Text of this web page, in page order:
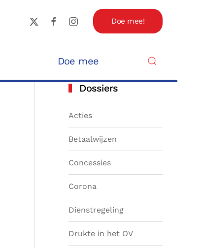
Doe mee!
Doe mee
Dossiers
Acties
Betaalwijzen
Concessies
Corona
Dienstregeling
Drukte in het OV